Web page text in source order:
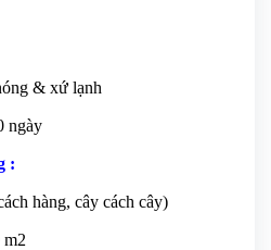
& xứ lạnh
ngày
:
hàng, cây cách cây)
m2
vấn
MIỄN